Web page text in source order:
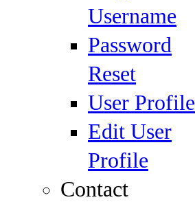
Username
Password
Reset
User Profile
Edit User
Profile
Contact